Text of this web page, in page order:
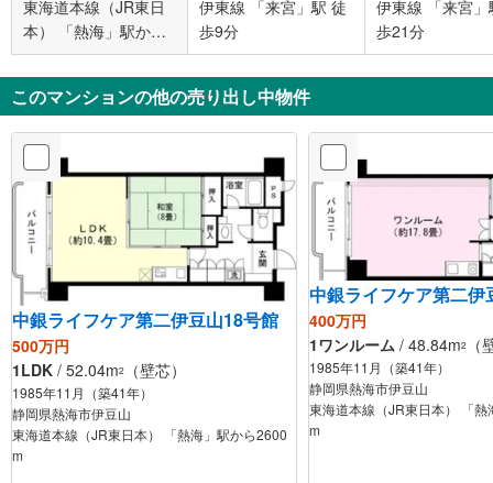
東海道本線（JR東日
本） 「熱海」駅から
2600m
伊東線 「来宮」駅 徒
歩9分
伊東線 「来宮」
歩21分
このマンションの他の売り出し中物件
中銀ライフケア第二伊豆山18号館
500万円
1LDK / 52.04m2 （壁芯）
1985年11月（築41年）
静岡県熱海市伊豆山
東海道本線（JR東日本） 「熱海」駅から2600
m
中銀ライフケア第二伊
400万円
1ワンルーム / 48.84m2
1985年11月（築41年）
静岡県熱海市伊豆山
東海道本線（JR東日本） 「
m